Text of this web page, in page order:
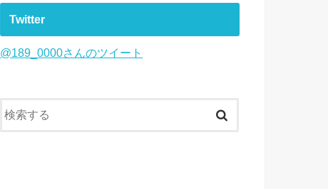
Twitter
@189_0000さんのツイート